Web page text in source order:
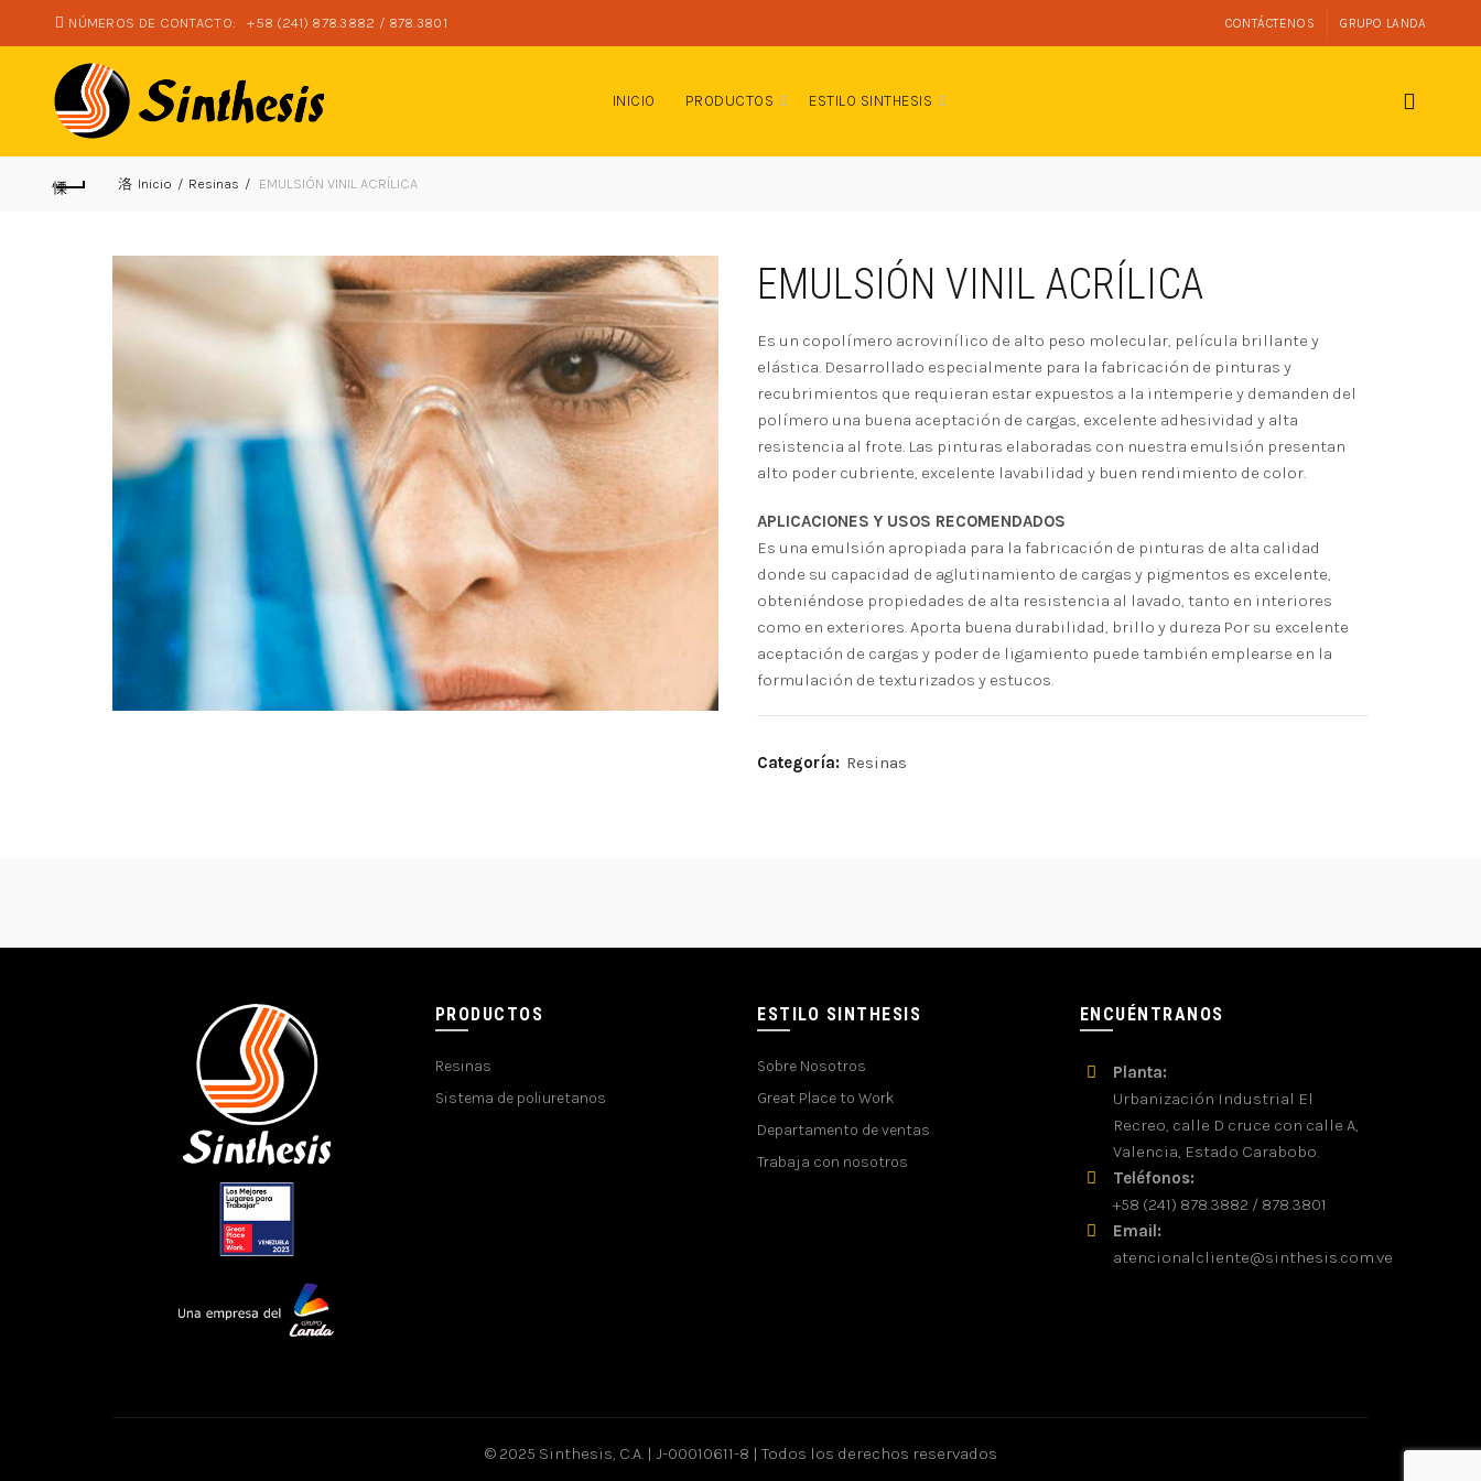
NÚMEROS DE CONTACTO: +58 (241) 878.3882 / 878.3801 CONTÁCTENOS GRUPO LANDA
INICIO PRODUCTOS ESTILO SINTHESIS
Inicio Resinas EMULSIÓN VINIL ACRÍLICA
EMULSIÓN VINIL ACRÍLICA
Es un copolímero acrovinílico de alto peso molecular, película brillante y
elástica. Desarrollado especialmente para la fabricación de pinturas y
recubrimientos que requieran estar expuestos a la intemperie y demanden del
polímero una buena aceptación de cargas, excelente adhesividad y alta
resistencia al frote. Las pinturas elaboradas con nuestra emulsión presentan
alto poder cubriente, excelente lavabilidad y buen rendimiento de color.
APLICACIONES Y USOS RECOMENDADOS
Es una emulsión apropiada para la fabricación de pinturas de alta calidad
donde su capacidad de aglutinamiento de cargas y pigmentos es excelente,
obteniéndose propiedades de alta resistencia al lavado, tanto en interiores
como en exteriores. Aporta buena durabilidad, brillo y dureza Por su excelente
aceptación de cargas y poder de ligamiento puede también emplearse en la
formulación de texturizados y estucos.
Categoría: Resinas
PRODUCTOS
Resinas
Sistema de poliuretanos
ESTILO SINTHESIS
Sobre Nosotros
Great Place to Work
Departamento de ventas
Trabaja con nosotros
ENCUÉNTRANOS
Planta:
Urbanización Industrial El
Recreo, calle D cruce con calle A,
Valencia, Estado Carabobo.
Teléfonos:
+58 (241) 878.3882 / 878.3801
Email:
atencionalcliente@sinthesis.com.ve
© 2025 Sinthesis, C.A. | J-00010611-8 | Todos los derechos reservados